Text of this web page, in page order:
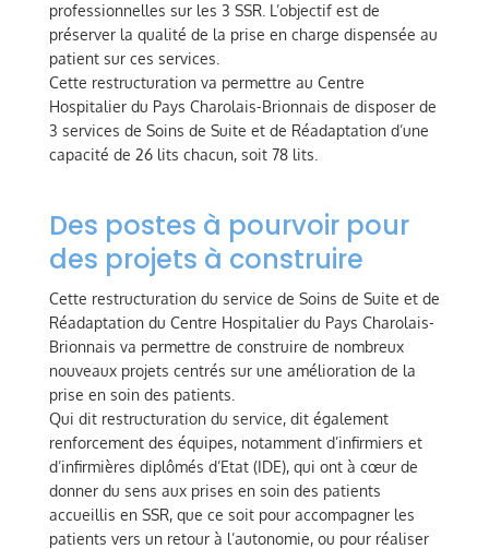
professionnelles sur les 3 SSR. L’objectif est de
préserver la qualité de la prise en charge dispensée au
patient sur ces services.
Cette restructuration va permettre au Centre
Hospitalier du Pays Charolais-Brionnais de disposer de
3 services de Soins de Suite et de Réadaptation d’une
capacité de 26 lits chacun, soit 78 lits.
Des postes à pourvoir pour
des projets à construire
Cette restructuration du service de Soins de Suite et de
Réadaptation du Centre Hospitalier du Pays Charolais-
Brionnais va permettre de construire de nombreux
nouveaux projets centrés sur une amélioration de la
prise en soin des patients.
Qui dit restructuration du service, dit également
renforcement des équipes, notamment d’infirmiers et
d’infirmières diplômés d’Etat (IDE), qui ont à cœur de
donner du sens aux prises en soin des patients
accueillis en SSR, que ce soit pour accompagner les
patients vers un retour à l’autonomie, ou pour réaliser